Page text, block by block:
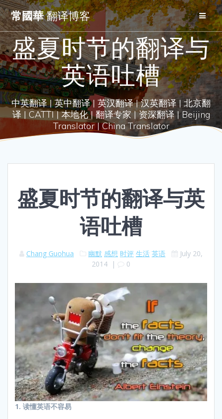
Skip
to
content
常國華翻译博客
盛夏时节的翻译与
英语吐槽
中英翻译 | 英中翻译 | 英汉翻译 | 汉英翻译 | 北京翻
译 | CATTI | 本地化 | 翻译专家 | 资深翻译 | Beijing
Translator | China Translator
盛夏时节的翻译与英
语吐槽
Chang Guohua 幽默 感想 时评 生活 英语
July 20,
2014 | 0
1. 读懂英语不容易